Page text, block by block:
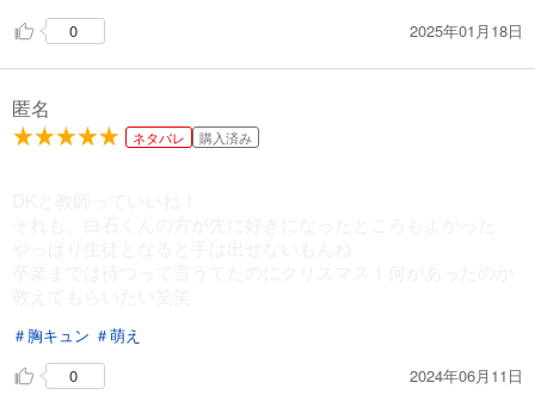
0 2025年01月18日
匿名
ネタバレ 購入済み
＃胸キュン ＃萌え
0
2024年06月11日